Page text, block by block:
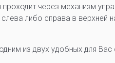
через механизм
либо справа в верхней
из двух удобных для